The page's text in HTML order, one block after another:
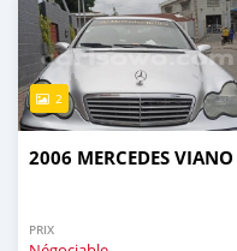
2
2006 MERCEDES VIANO
PRIX